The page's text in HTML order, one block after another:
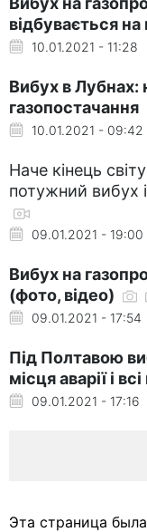
відбувається на
10.01.2021 - 11:28
Вибух в Лубнах:
газопостачання
10.01.2021 - 09:42
Наче кінець
потужний вибух
09.01.2021 - 19:00
Вибух на
(фото, відео)
09.01.2021 - 17:54
Під Полтавою
місця аварії і
09.01.2021 - 17:16
Эта страница